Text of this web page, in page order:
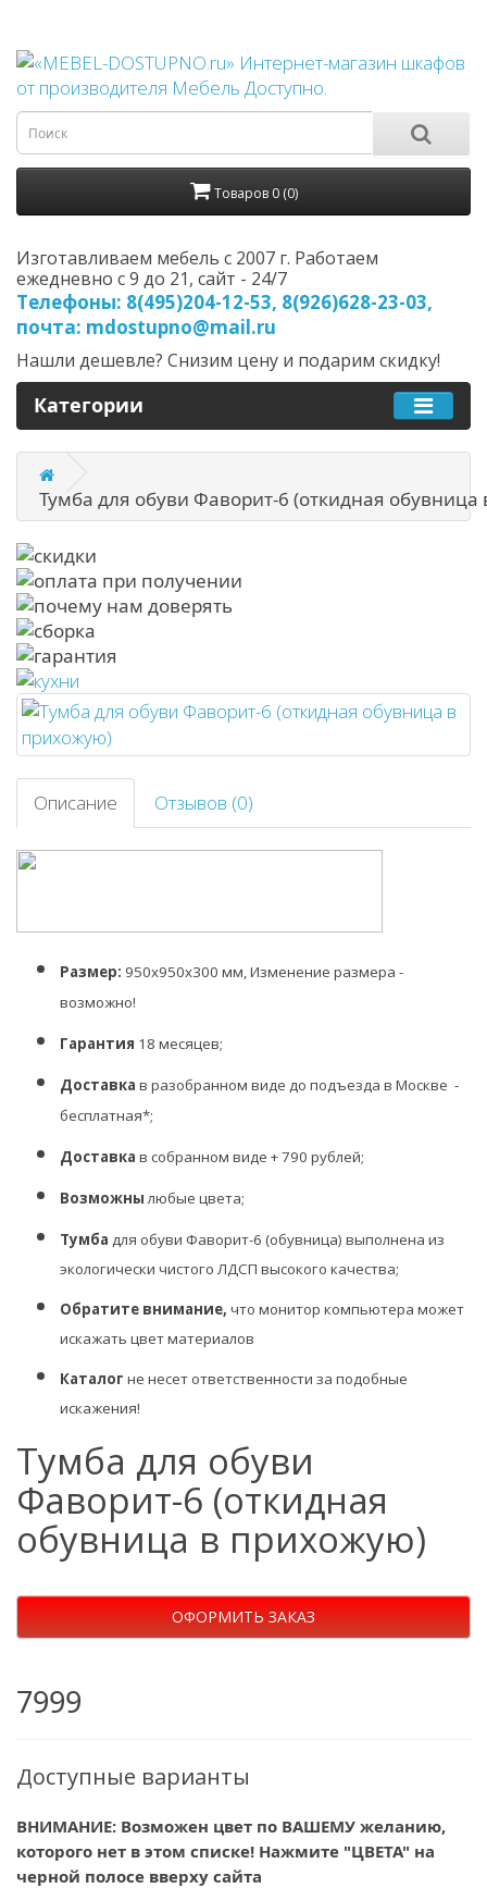
Товаров 0 (0)
Изготавливаем мебель с 2007 г. Работаем
ежедневно с 9 до 21, cайт - 24/7
Телефоны: 8(495)204-12-53, 8(926)628-23-03,
почта: mdostupno@mail.ru
Нашли дешевле? Снизим цену и подарим скидку!
Категории
Тумба для обуви Фаворит-6 (откидная
Описание Отзывов (0)
Размер: 950х950х300 мм, Изменение размера -
возможно!
Гарантия 18 месяцев;
Доставка в разобранном виде до подъезда в Москве -
бесплатная*;
Доставка в собранном виде + 790 рублей;
Возможны любые цвета;
Тумба для обуви Фаворит-6 (обувница) выполнена из
экологически чистого ЛДСП высокого качества;
Обратите внимание, что монитор компьютера может
искажать цвет материалов
Каталог не несет ответственности за подобные
искажения!
Тумба для обуви
Фаворит-6 (откидная
обувница в прихожую)
ОФОРМИТЬ ЗАКАЗ
7999
Доступные варианты
ВНИМАНИЕ: Возможен цвет по ВАШЕМУ желанию,
которого нет в этом списке! Нажмите "ЦВЕТА" на
черной полосе вверху сайта